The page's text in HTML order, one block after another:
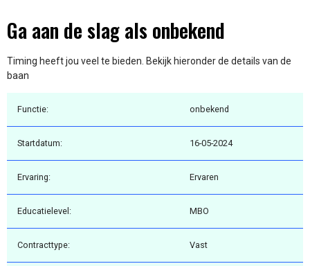
Ga aan de slag als onbekend
Timing heeft jou veel te bieden. Bekijk hieronder de details van de
baan
Functie: onbekend
Startdatum: 16-05-2024
Ervaring: Ervaren
Educatielevel: MBO
Contracttype: Vast